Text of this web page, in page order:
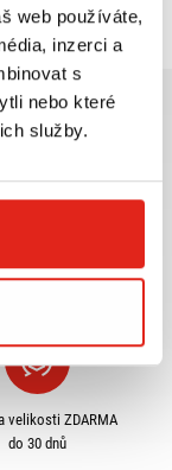
web používáte,
inzerci a
s
nebo které
služby.
ZDARMA pro
velikosti ZDARMA
do 30 dnů